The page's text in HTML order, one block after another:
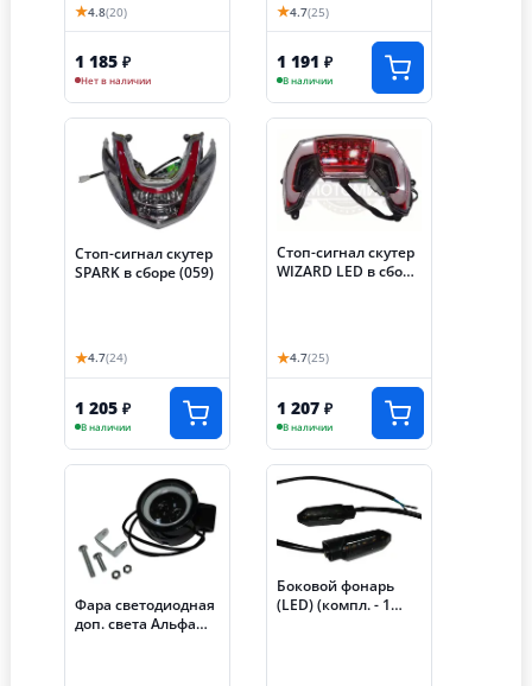
★4.8(20)
1 185 ₽
Нет в наличии
★4.7(25)
1 191 ₽
В наличии
Стоп-сигнал скутер
SPARK в сборе (059)
★4.7(24)
1 205 ₽
В наличии
Стоп-сигнал скутер
WIZARD LED в сборе
★4.7(25)
1 207 ₽
В наличии
Фара светодиодная
доп. света Альфа
Боковой фонарь
(LED) (компл. - 1